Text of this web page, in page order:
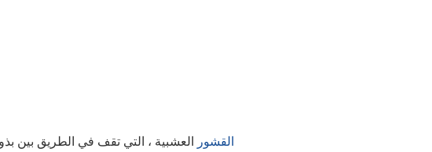
القشور العشبية ، التي تقف في الطريق بين